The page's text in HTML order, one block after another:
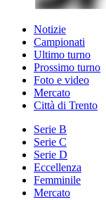
Notizie
Campionati
Ultimo turno
Prossimo turno
Foto e video
Mercato
Città di Trento
Serie B
Serie C
Serie D
Eccellenza
Femminile
Mercato